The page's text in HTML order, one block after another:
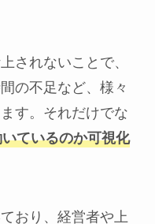
されないことで、
の不足など、様々
す。それだけでな
ているのか可視化
おり、経営者や上